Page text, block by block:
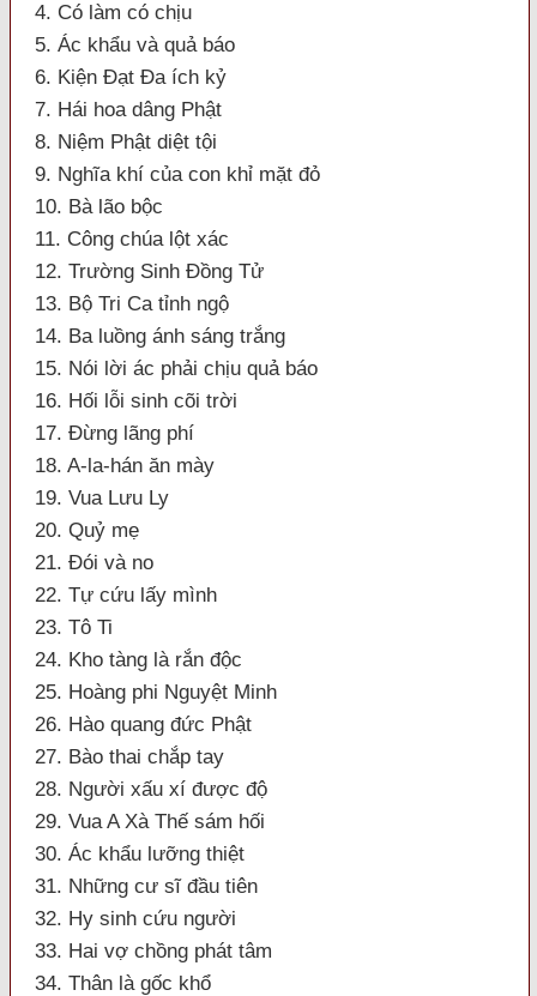
4. Có làm có chịu
5. Ác khẩu và quả báo
6. Kiện Đạt Đa ích kỷ
7. Hái hoa dâng Phật
8. Niệm Phật diệt tội
9. Nghĩa khí của con khỉ mặt đỏ
10. Bà lão bộc
11. Công chúa lột xác
12. Trường Sinh Đồng Tử
13. Bộ Tri Ca tỉnh ngộ
14. Ba luồng ánh sáng trắng
15. Nói lời ác phải chịu quả báo
16. Hối lỗi sinh cõi trời
17. Đừng lãng phí
18. A-la-hán ăn mày
19. Vua Lưu Ly
20. Quỷ mẹ
21. Đói và no
22. Tự cứu lấy mình
23. Tô Ti
24. Kho tàng là rắn độc
25. Hoàng phi Nguyệt Minh
26. Hào quang đức Phật
27. Bào thai chắp tay
28. Người xấu xí được độ
29. Vua A Xà Thế sám hối
30. Ác khẩu lưỡng thiệt
31. Những cư sĩ đầu tiên
32. Hy sinh cứu người
33. Hai vợ chồng phát tâm
34. Thân là gốc khổ